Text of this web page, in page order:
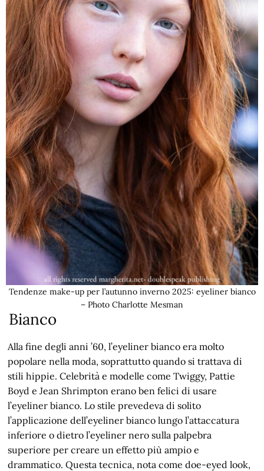
Tendenze make-up per l’autunno inverno 2025: eyeliner bianco
– Photo Charlotte Mesman
Bianco
Alla fine degli anni ’60, l’eyeliner bianco era molto
popolare nella moda, soprattutto quando si trattava di
stili hippie. Celebrità e modelle come Twiggy, Pattie
Boyd e Jean Shrimpton erano ben felici di usare
l’eyeliner bianco. Lo stile prevedeva di solito
l’applicazione dell’eyeliner bianco lungo l’attaccatura
inferiore o dietro l’eyeliner nero sulla palpebra
superiore per creare un effetto più ampio e
drammatico. Questa tecnica, nota come doe-eyed look,